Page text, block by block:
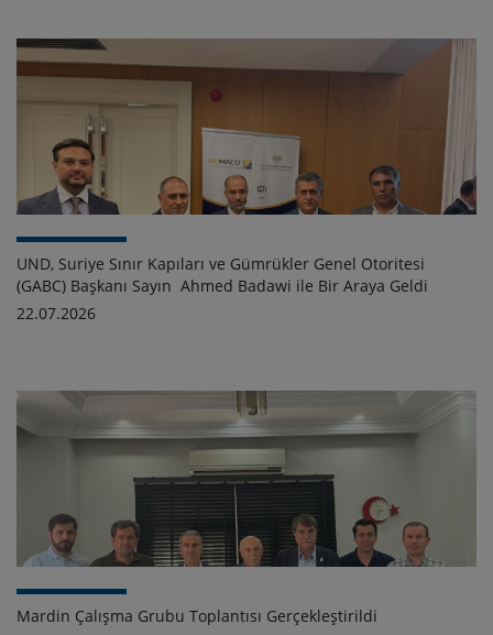
UND, Suriye Sınır Kapıları ve Gümrükler Genel Otoritesi
(GABC) Başkanı Sayın Ahmed Badawi ile Bir Araya Geldi
22.07.2026
Mardin Çalışma Grubu Toplantısı Gerçekleştirildi